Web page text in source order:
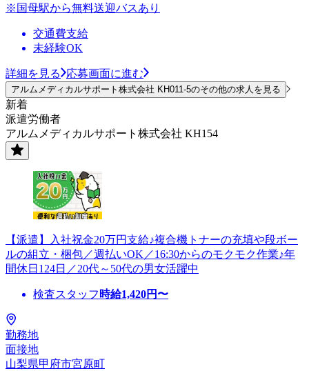
※国母駅から無料送迎バスあり
交通費支給
未経験OK
詳細を見る 応募画面に進む
アルムメディカルサポート株式会社 KH011-5のその他の求人を見る
新着
派遣労働者
アルムメディカルサポート株式会社 KH154
【派遣】入社祝金20万円支給♪複合機トナーの充填や段ボー
ルの組立・梱包／週払いOK／16:30からのモクモク作業♪年
間休日124日／20代～50代の男女活躍中
検査スタッフ 時給1,420円〜
勤務地
面接地
山梨県甲府市宮原町